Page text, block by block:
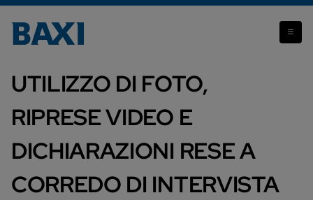
LIBERATORIA PER
UTILIZZO DI FOTO,
RIPRESE VIDEO E
DICHIARAZIONI RESE A
CORREDO DI INTERVISTA